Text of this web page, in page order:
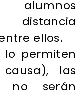
ellos.
lo permiten
las
no serán